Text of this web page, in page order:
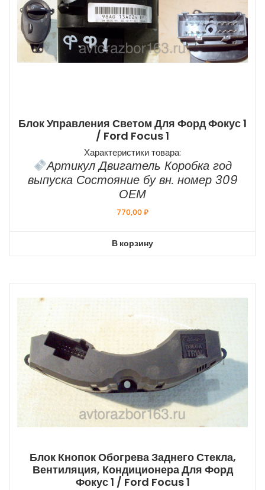
Блок Управления Светом Для Форд Фокус 1
/ Ford Focus 1
Характеристики товара:
Артикул Двигатель Коробка год
выпуска Состояние бу вн. номер 309
ОЕМ
770,00₽
В корзину
Блок Кнопок Обогрева Заднего Стекла,
Вентиляция, Кондиционера Для Форд
Фокус 1 / Ford Focus 1